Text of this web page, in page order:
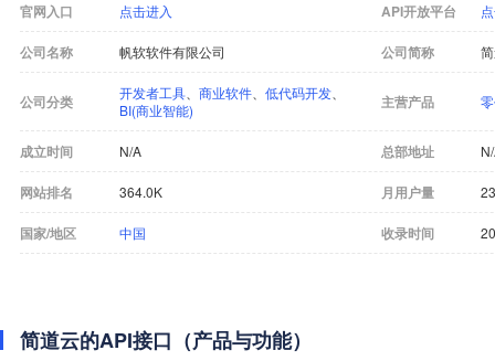
官网入口 点击进入 API开放平台
公司名称 帆软软件有限公司 公司简称
公司分类 开发者工具 商业软件 低代码开发
BI(商业智能)
主营产品
成立时间 N/A 总部地址
网站排名 364.0K 月用户量
国家/地区 中国 收录时间
简道云的API接口（产品与功能）